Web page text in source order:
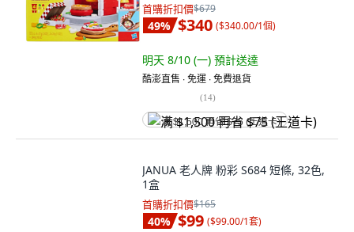
首購折扣價$679
49% $340 ($340.00/1個)
明天 8/10 (一) 預計送達
酷澎直售 ∙ 免運 ∙ 免費退貨
(14)
满 $1,500 再省 $75 (王道卡)
JANUA 老人牌 粉彩 S684 短條, 32色,
1盒
首購折扣價$165
40% $99 ($99.00/1套)